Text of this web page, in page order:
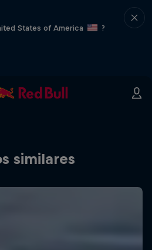
States of America
?
similares